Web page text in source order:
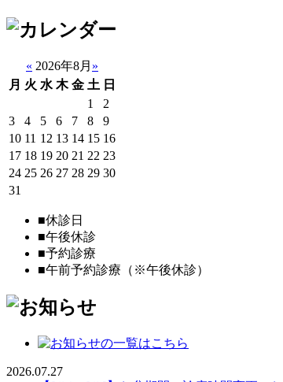
« 2026年8月 »
月 火 水 木 金 土 日
1
2
3
4 5 6 7 8
9
10 11 12 13 14 15 16
17 18 19 20 21 22 23
24 25 26 27 28 29 30
31
■休診日
■午後休診
■予約診療
■午前予約診療（※午後休診）
2026.07.27